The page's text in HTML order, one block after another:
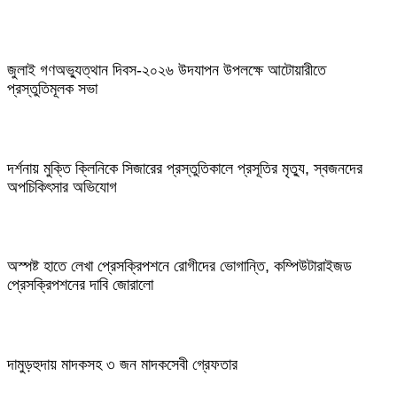
জুলাই গণঅভ্যুত্থান দিবস-২০২৬ উদযাপন উপলক্ষে আটোয়ারীতে
প্রস্তুতিমূলক সভা
দর্শনায় মুক্তি ক্লিনিকে সিজারের প্রস্তুতিকালে প্রসূতির মৃত্যু, স্বজনদের
অপচিকিৎসার অভিযোগ
অস্পষ্ট হাতে লেখা প্রেসক্রিপশনে রোগীদের ভোগান্তি, কম্পিউটারাইজড
প্রেসক্রিপশনের দাবি জোরালো
দামুড়হুদায় মাদকসহ ৩ জন মাদকসেবী গ্রেফতার